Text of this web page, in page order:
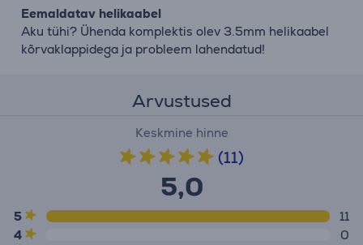
Eemaldatav helikaabel
Aku tühi? Ühenda komplektis olev 3.5mm helikaabel
kõrvaklappidega ja probleem lahendatud!
Arvustused
Keskmine hinne
(11)
5,0
5
11
4
0